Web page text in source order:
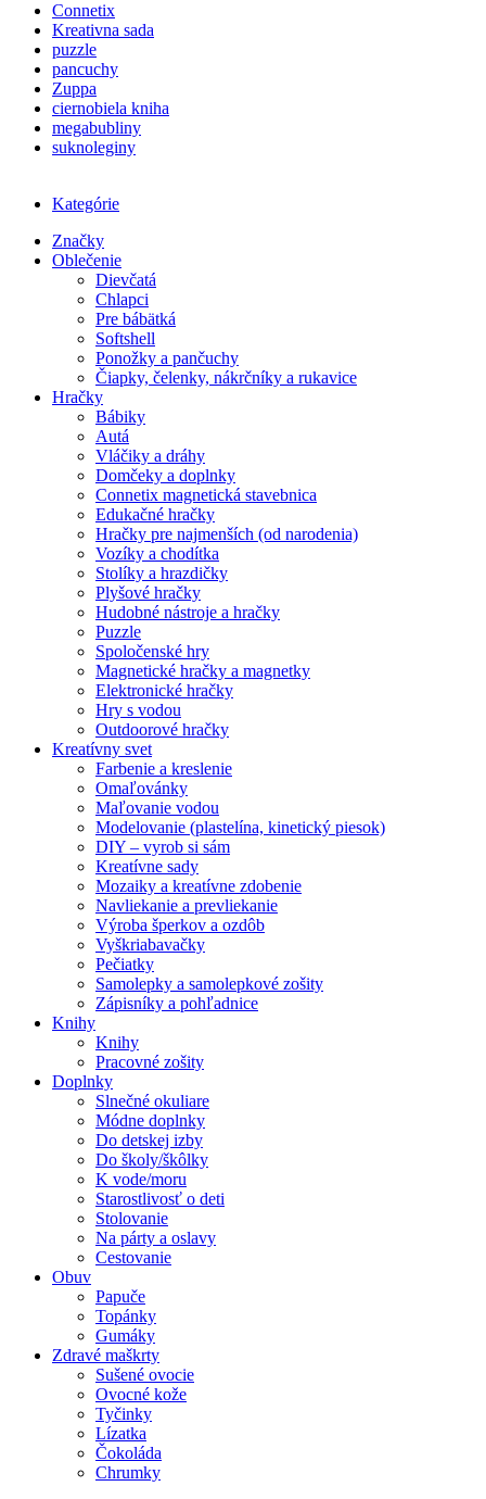
Connetix
Kreativna sada
puzzle
pancuchy
Zuppa
ciernobiela kniha
megabubliny
suknoleginy
Kategórie
Značky
Oblečenie
Dievčatá
Chlapci
Pre bábätká
Softshell
Ponožky a pančuchy
Čiapky, čelenky, nákrčníky a rukavice
Hračky
Bábiky
Autá
Vláčiky a dráhy
Domčeky a doplnky
Connetix magnetická stavebnica
Edukačné hračky
Hračky pre najmenších (od narodenia)
Vozíky a chodítka
Stolíky a hrazdičky
Plyšové hračky
Hudobné nástroje a hračky
Puzzle
Spoločenské hry
Magnetické hračky a magnetky
Elektronické hračky
Hry s vodou
Outdoorové hračky
Kreatívny svet
Farbenie a kreslenie
Omaľovánky
Maľovanie vodou
Modelovanie (plastelína, kinetický piesok)
DIY – vyrob si sám
Kreatívne sady
Mozaiky a kreatívne zdobenie
Navliekanie a prevliekanie
Výroba šperkov a ozdôb
Vyškriabavačky
Pečiatky
Samolepky a samolepkové zošity
Zápisníky a pohľadnice
Knihy
Knihy
Pracovné zošity
Doplnky
Slnečné okuliare
Módne doplnky
Do detskej izby
Do školy/škôlky
K vode/moru
Starostlivosť o deti
Stolovanie
Na párty a oslavy
Cestovanie
Obuv
Papuče
Topánky
Gumáky
Zdravé maškrty
Sušené ovocie
Ovocné kože
Tyčinky
Lízatka
Čokoláda
Chrumky